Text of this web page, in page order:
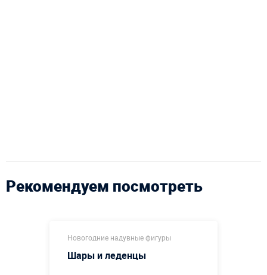
Рекомендуем посмотреть
Новогодние надувные фигуры
Шары и леденцы